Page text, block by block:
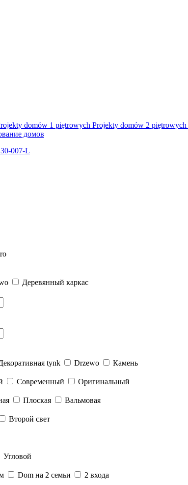
domów 1 piętrowych Projekty domów 2 piętrowych
домов
007-L
Деревянный каркас
tynk Drzewo
Камень
Современный
Оригинальный
Плоская
Вальмовая
Второй свет
Угловой
Dom на 2 семьи
2 входа